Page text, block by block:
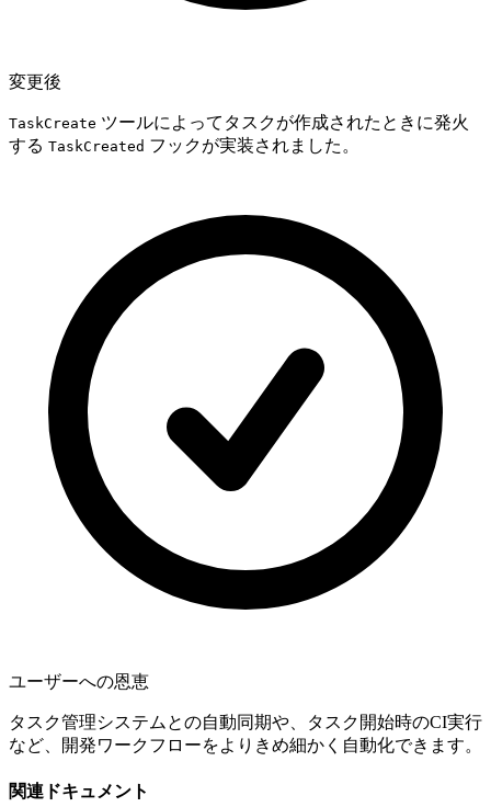
変更後
TaskCreate ツールによってタスクが作成されたときに発火
する TaskCreated フックが実装されました。
ユーザーへの恩恵
タスク管理システムとの自動同期や、タスク開始時のCI実行
など、開発ワークフローをよりきめ細かく自動化できます。
関連ドキュメント